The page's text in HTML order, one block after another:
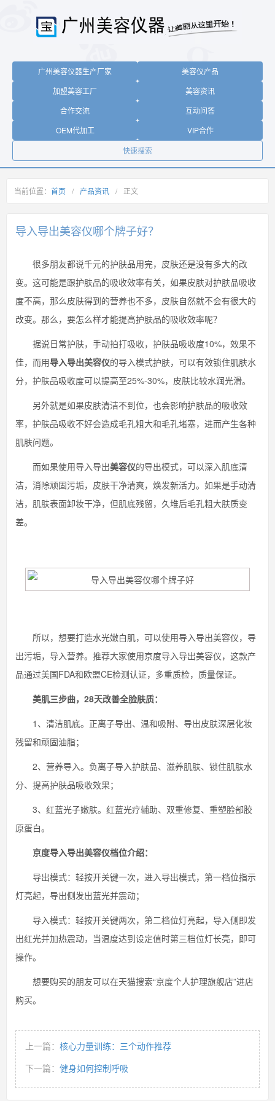
广州美容仪器生产厂家
美容仪产品
加盟美容工厂
美容资讯
合作交流
互动问答
OEM代加工
VIP合作
快速搜索
当前位置： 首页 / 产品资讯 / 正文
导入导出美容仪哪个牌子好？
很多朋友都说千元的护肤品用完，皮肤还是没有多大的改
变。这可能是跟护肤品的吸收效率有关，如果皮肤对护肤品吸收
度不高，那么皮肤得到的营养也不多，皮肤自然就不会有很大的
改变。那么，要怎么样才能提高护肤品的吸收效率呢？
据说日常护肤，手动拍打吸收，护肤品吸收度10%，效果不
佳，而用导入导出美容仪的导入模式护肤，可以有效锁住肌肤水
分，护肤品吸收度可以提高至25%-30%，皮肤比较水润光滑。
另外就是如果皮肤清洁不到位，也会影响护肤品的吸收效
率，护肤品吸收不好会造成毛孔粗大和毛孔堵塞，进而产生各种
肌肤问题。
而如果使用导入导出美容仪的导出模式，可以深入肌底清
洁，消除顽固污垢，皮肤干净清爽，焕发新活力。如果是手动清
洁，肌肤表面卸妆干净，但肌底残留，久堆后毛孔粗大肤质变
差。
所以，想要打造水光嫩白肌，可以使用导入导出美容仪，导
出污垢，导入营养。推荐大家使用京度导入导出美容仪，这款产
品通过美国FDA和欧盟CE检测认证，多重质检，质量保证。
美肌三步曲，28天改善全脸肤质：
1、清洁肌底。正离子导出、温和吸附、导出皮肤深层化妆
残留和顽固油脂；
2、营养导入。负离子导入护肤品、滋养肌肤、锁住肌肤水
分、提高护肤品吸收效果；
3、红蓝光子嫩肤。红蓝光疗辅助、双重修复、重塑脸部胶
原蛋白。
京度导入导出美容仪档位介绍：
导出模式：轻按开关键一次，进入导出模式，第一档位指示
灯亮起，导出侧发出蓝光并震动；
导入模式：轻按开关键两次，第二档位灯亮起，导入侧即发
出红光并加热震动，当温度达到设定值时第三档位灯长亮，即可
操作。
想要购买的朋友可以在天猫搜索“京度个人护理旗舰店”进店
购买。
上一篇： 核心力量训练：三个动作推荐
下一篇： 健身如何控制呼吸